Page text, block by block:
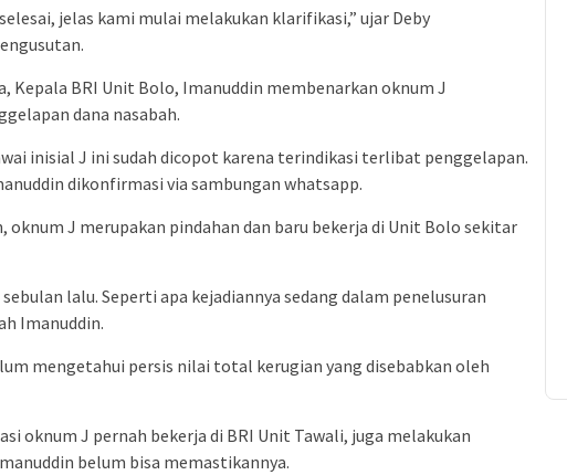
jelas kami mulai melakukan klarifikasi,” ujar Deby
Kepala BRI Unit Bolo, Imanuddin membenarkan oknum J
dana nasabah.
inisial J ini sudah dicopot karena terindikasi terlibat penggelapan.
dikonfirmasi via sambungan whatsapp.
oknum J merupakan pindahan dan baru bekerja di Unit Bolo sekitar
lalu. Seperti apa kejadiannya sedang dalam penelusuran
Imanuddin.
mengetahui persis nilai total kerugian yang disebabkan oleh
oknum J pernah bekerja di BRI Unit Tawali, juga melakukan
belum bisa memastikannya.